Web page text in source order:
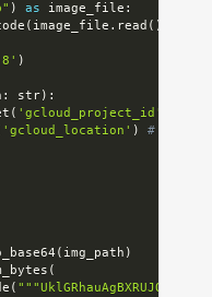
) as image_file :
( image_file . read ( )
)
: str) :
( 'gcloud_project_id'
'gcloud_location' )
# like
( img_path )
(
(